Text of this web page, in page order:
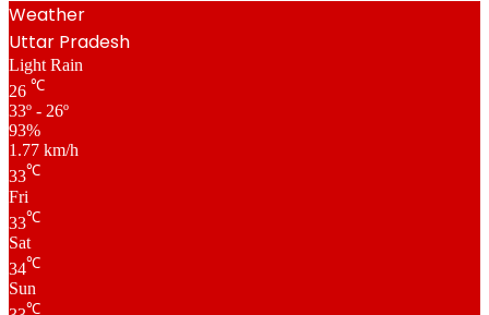
Weather
Uttar Pradesh
Light Rain
26 ℃
33º - 26º
93%
1.77 km/h
33℃
Fri
33℃
Sat
34℃
Sun
℃